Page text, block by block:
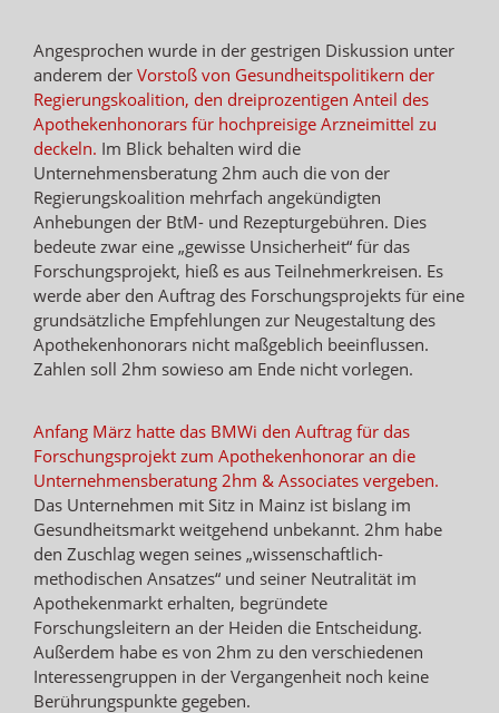
Angesprochen wurde in der gestrigen Diskussion unter
anderem der Vorstoß von Gesundheitspolitikern der
Regierungskoalition, den dreiprozentigen Anteil des
Apothekenhonorars für hochpreisige Arzneimittel zu
deckeln. Im Blick behalten wird die
Unternehmensberatung 2hm auch die von der
Regierungskoalition mehrfach angekündigten
Anhebungen der BtM- und Rezepturgebühren. Dies
bedeute zwar eine „gewisse Unsicherheit“ für das
Forschungsprojekt, hieß es aus Teilnehmerkreisen. Es
werde aber den Auftrag des Forschungsprojekts für eine
grundsätzliche Empfehlungen zur Neugestaltung des
Apothekenhonorars nicht maßgeblich beeinflussen.
Zahlen soll 2hm sowieso am Ende nicht vorlegen.
Anfang März hatte das BMWi den Auftrag für das
Forschungsprojekt zum Apothekenhonorar an die
Unternehmensberatung 2hm & Associates vergeben.
Das Unternehmen mit Sitz in Mainz ist bislang im
Gesundheitsmarkt weitgehend unbekannt. 2hm habe
den Zuschlag wegen seines „wissenschaftlich-
methodischen Ansatzes“ und seiner Neutralität im
Apothekenmarkt erhalten, begründete
Forschungsleitern an der Heiden die Entscheidung.
Außerdem habe es von 2hm zu den verschiedenen
Interessengruppen in der Vergangenheit noch keine
Berührungspunkte gegeben.